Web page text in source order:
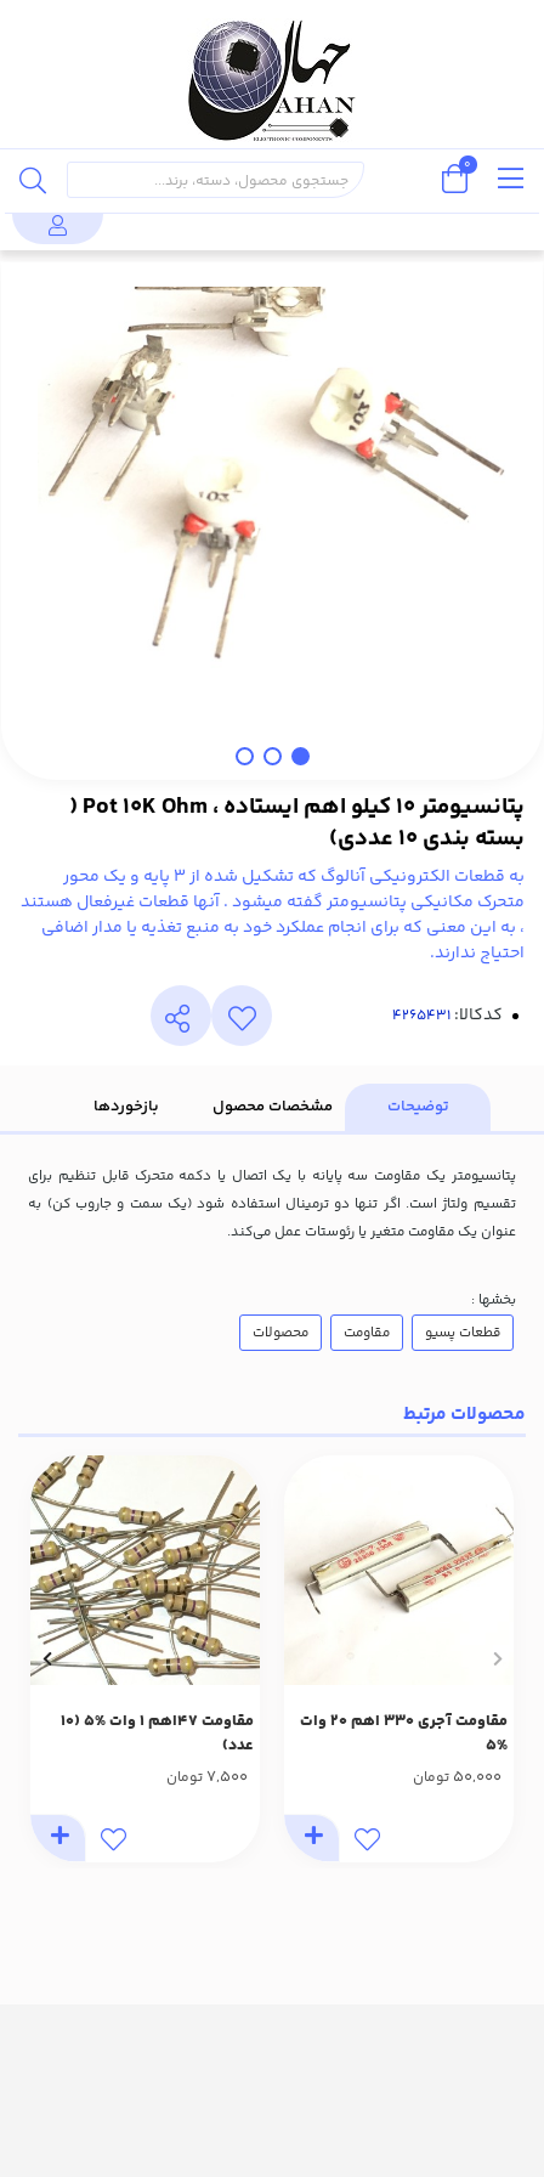
محصولات مقاومت
پتانسیومتر 10 کیلو اهم ایستاده ، Pot
پتانسیومتر 10 کیلو اهم ایستاده ، Pot 10K Ohm (
بسته بندی 10 عددی)
به قطعات الکترونیکی آنالوگ که تشکیل شده از 3 پایه و یک محور
متحرک مکانیکی پتانسیومتر گفته میشود . آنها قطعات غیرفعال هستند
، به این معنی که برای انجام عملکرد خود به منبع تغذیه یا مدار اضافی
احتیاج ندارند.
کدکالا:
توضیحات مشخصات محصول بازخوردها
پتانسیومتر یک مقاومت سه پایانه با یک اتصال یا دکمه متحرک قابل تنظیم برای
تقسیم ولتاژ است. اگر تنها دو ترمینال استفاده شود (یک سمت و جاروب کن) به
عنوان یک مقاومت متغیر یا رئوستات عمل می‌کند.
بخشها :
قطعات پسیو
مقاومت محصولات
محصولات مرتبط
مقاومت آجری 330 اهم 20 وات
%5
50,000 تومان
مقاومت 47اهم 1 وات %5 (10
عدد)
7,500تومان
0